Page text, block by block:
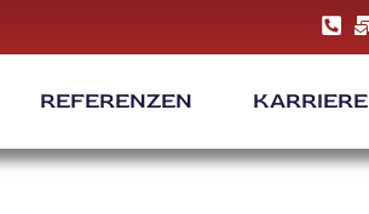
REFERENZEN KARRIERE